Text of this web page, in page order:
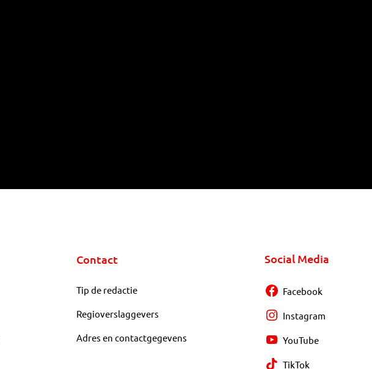
Contact
Tip de redactie
Regioverslaggevers
Adres en contactgegevens
Social Media
Facebook
Instagram
YouTube
TikTok